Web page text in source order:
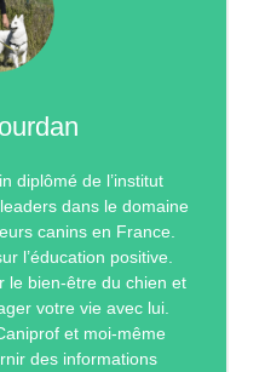
diplômé de l’institut
dans le domaine
canins en France.
l’éducation positive.
le bien-être du chien et
votre vie avec lui.
et moi-même
des informations